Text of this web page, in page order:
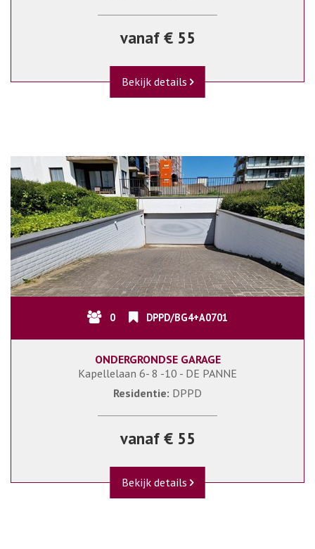
vanaf € 55
Bekijk details
0 DPPD/BG4+A0701
ONDERGRONDSE GARAGE
Kapellelaan 6- 8 -10 - DE PANNE
Residentie: DPPD
vanaf € 55
Bekijk details